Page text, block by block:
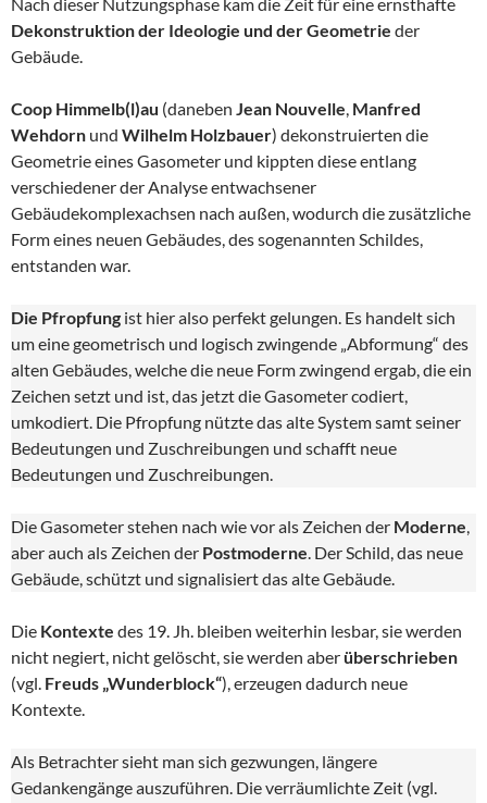
Dekonstruktion der Ideologie und der Geometrie der
Gebäude.
Coop Himmelb(l)au (daneben Jean Nouvelle, Manfred
Wehdorn und Wilhelm Holzbauer) dekonstruierten die
Geometrie eines Gasometer und kippten diese entlang
verschiedener der Analyse entwachsener
Gebäudekomplexachsen nach außen, wodurch die zusätzliche
Form eines neuen Gebäudes, des sogenannten Schildes,
entstanden war.
Die Pfropfung ist hier also perfekt gelungen. Es handelt sich
um eine geometrisch und logisch zwingende „Abformung“ des
alten Gebäudes, welche die neue Form zwingend ergab, die ein
Zeichen setzt und ist, das jetzt die Gasometer codiert,
umkodiert. Die Pfropfung nützte das alte System samt seiner
Bedeutungen und Zuschreibungen und schafft neue
Bedeutungen und Zuschreibungen.
Die Gasometer stehen nach wie vor als Zeichen der Moderne,
aber auch als Zeichen der Postmoderne. Der Schild, das neue
Gebäude, schützt und signalisiert das alte Gebäude.
Die Kontexte des 19. Jh. bleiben weiterhin lesbar, sie werden
nicht negiert, nicht gelöscht, sie werden aberüberschrieben
(vgl. Freuds „Wunderblock“), erzeugen dadurch neue
Kontexte.
Als Betrachter sieht man sich gezwungen, längere
Gedankengänge auszuführen. Die verräumlichte Zeit (vgl.